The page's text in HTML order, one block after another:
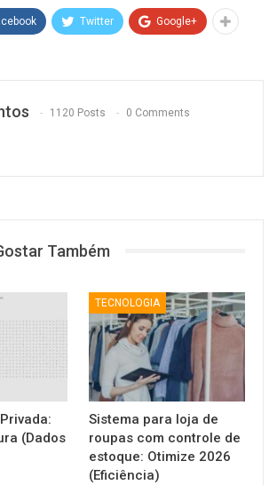
Twitter Google+
1120 Posts 0 Comments
Também
(Dados
TECNOLOGIA
Sistema para loja de
roupas com controle de
estoque: Otimize 2026
(Eficiência)